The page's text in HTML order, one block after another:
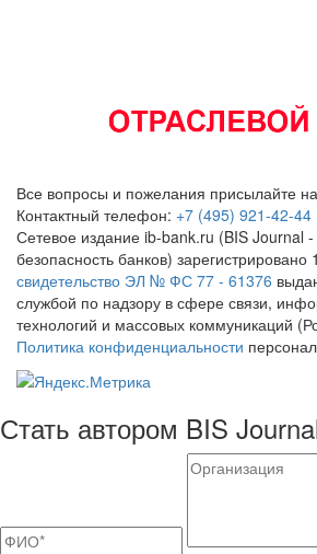
Все вопросы и пожелания присылайте на
Контактный телефон: +7 (495) 921-42-44
Сетевое издание ib-bank.ru (BIS Journal
безопасность банков) зарегистрировано
свидетельство ЭЛ № ФС 77 - 61376
службой по надзору в сфере связи,
технологий и массовых коммуникаций
Политика конфиденциальности
Стать автором BIS